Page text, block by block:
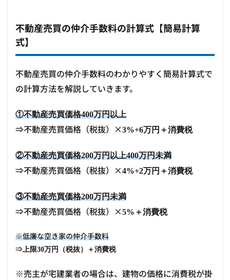
不動産売買の仲介手数料の計算式【簡易計算
式】
不動産売買の仲介手数料のわかりやすく簡易計算式で
の計算方法を解説していきます。
①不動産売買価格400万円以上
⇒不動産売買価格（税抜）×3%+6万円＋消費税
②不動産売買価格200万円以上400万円未満
⇒不動産売買価格（税抜）×4%+2万円＋消費税
③不動産売買価格200万円未満
⇒不動産売買価格（税抜）×5%＋消費税
※低廉な空き家の仲介手数料
⇒上限30万円（税抜）＋消費税
※売主が宅建業者の場合は、建物の価格に消費税が掛